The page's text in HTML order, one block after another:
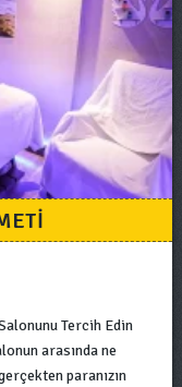
Tercih Edin
arasında ne
paranızın